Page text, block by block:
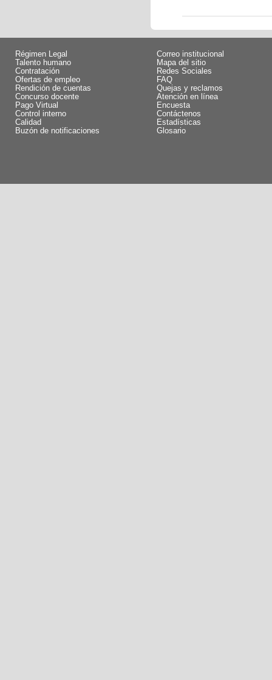
Régimen Legal
Talento humano
Contratación
Ofertas de empleo
Rendición de cuentas
Concurso docente
Pago Virtual
Control interno
Calidad
Buzón de notificaciones
Correo institucional
Mapa del sitio
Redes Sociales
FAQ
Quejas y reclamos
Atención en línea
Encuesta
Contáctenos
Estadísticas
Glosario